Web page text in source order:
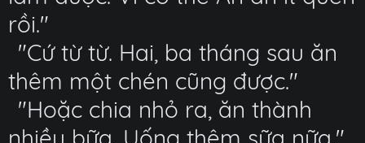
rồi."
"Cứ từ từ. Hai, ba tháng sau ăn
thêm một chén cũng được."
"Hoặc chia nhỏ ra, ăn thành